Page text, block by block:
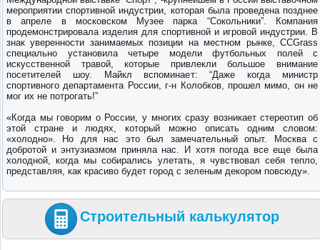
мероприятии спортивной индустрии, которая была проведена позднее
в апреле в московском Музее парка “Сокольники”. Компания
продемонстрировала изделия для спортивной и игровой индустрии. В
знак уверенности занимаемых позиции на местном рынке, CCGrass
специально установила четыре модели футбольных полей с
искусственной травой, которые привлекли большое внимание
посетителей шоу. Майкл вспоминает: “Даже когда министр
спортивного департамента России, г-н Колобков, прошел мимо, он не
мог их не потрогать!”
«Когда мы говорим о России, у многих сразу возникает стереотип об
этой стране и людях, который можно описать одним словом:
«холодно». Но для нас это был замечательный опыт. Москва с
добротой и энтузиазмом приняла нас. И хотя погода все еще была
холодной, когда мы собирались улетать, я чувствовал себя тепло,
представляя, как красиво будет город с зеленым декором повсюду».
Строительный калькулятор